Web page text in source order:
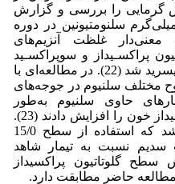
گرمایی را بررسی و گزارش
که استفاده از سطح 3/0 میلی‌گرم سلنومتیونین در دوره
معنى‌دار غلظت آنزیم‌هاى
پراکسـیداز و سوپراکسـید
دیسـموتاز و کاهش غلظت ترى‌گلیسرید شد (22). در مطالعه‌ای با
مختلف سلنیوم در جوجه‌های
حاوی سلنیوم به‌طور
معنی‌داری سطح گلوتاتیون پراکسیداز خون را افزایش دادند (23).
در مطالعات دیگر نیز گزارش شد که استفاده از سطح 15/0
سدیم نسبت به تیمار شاهد
گلوتاتیون پراکسیداز